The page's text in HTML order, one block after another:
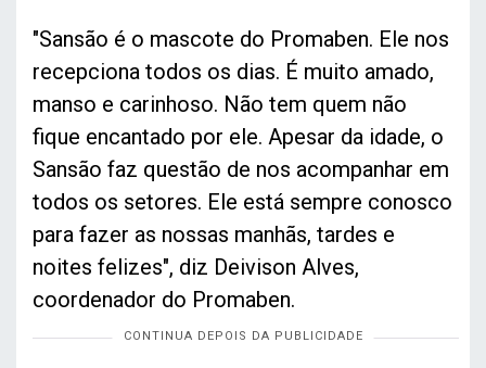
"Sansão é o mascote do Promaben. Ele nos
recepciona todos os dias. É muito amado,
manso e carinhoso. Não tem quem não
fique encantado por ele. Apesar da idade, o
Sansão faz questão de nos acompanhar em
todos os setores. Ele está sempre conosco
para fazer as nossas manhãs, tardes e
noites felizes", diz Deivison Alves,
coordenador do Promaben.